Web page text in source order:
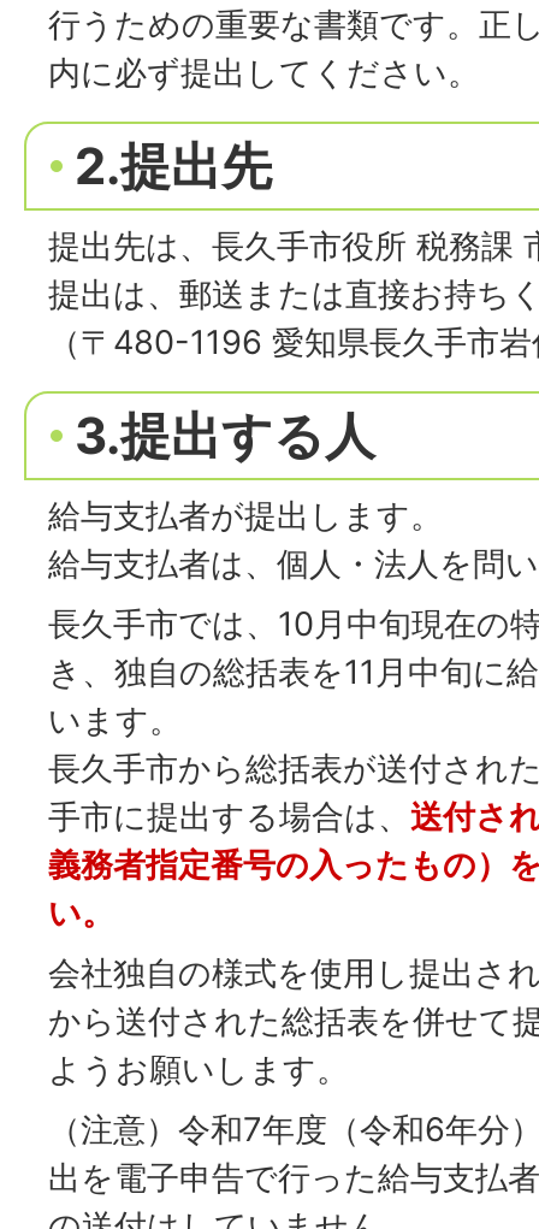
行うための重要な書類です。正
内に必ず提出してください。
2.提出先
提出先は、長久手市役所 税務課
提出は、郵送または直接お持ち
（〒480-1196 愛知県長久手市
3.提出する人
給与支払者が提出します。
給与支払者は、個人・法人を問
長久手市では、10月中旬現在の
き、独自の総括表を11月中旬に
います。
長久手市から総括表が送付され
手市に提出する場合は、 送付さ
義務者指定番号の入ったもの）
い。
会社独自の様式を使用し提出さ
から送付された総括表を併せて
ようお願いします。
（注意）令和7年度（令和6年分
出を電子申告で行った給与支払